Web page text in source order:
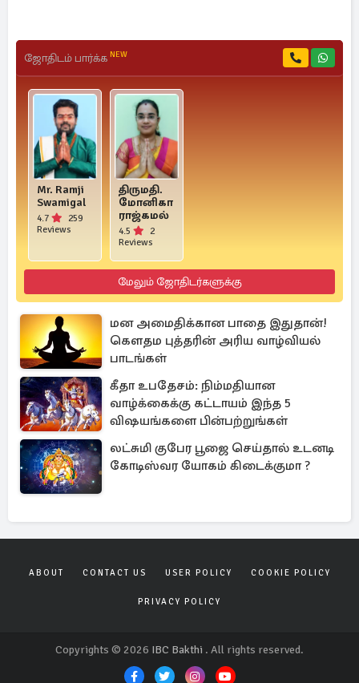
ஜோதிடம் பார்க்க NEW
Mr. Ramji
Swamigal
4.7
259
Reviews
திருமதி.
மோனிகா
ராஜ்கமல்
4.5
2
Reviews
மேலும் ஜோதிடர்களுக்கு
மன அமைதிக்கான பாதை இதுதான்!
கௌதம புத்தரின் அரிய வாழ்வியல்
பாடங்கள்
கீதா உபதேசம்: நிம்மதியான
வாழ்க்கைக்கு கட்டாயம் இந்த 5
விஷயங்களை பின்பற்றுங்கள்
லட்சுமி குபேர பூஜை செய்தால் உடனடி
கோடிஸ்வர யோகம் கிடைக்குமா ?
ABOUT CONTACT US USER POLICY COOKIE POLICY
PRIVACY POLICY
Copyrights © 2026 IBC Bakthi . All rights reserved.